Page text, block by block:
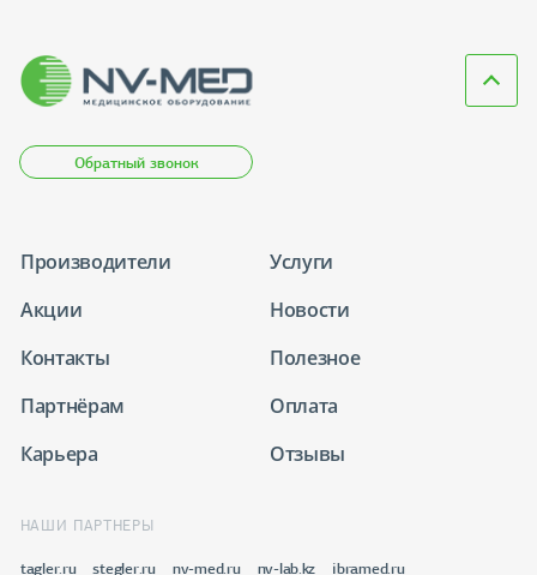
Обратный звонок
Производители
Услуги
Акции
Новости
Контакты
Полезное
Партнёрам
Оплата
Карьера
Отзывы
НАШИ ПАРТНЕРЫ
tagler.ru stegler.ru nv-med.ru nv-lab.kz ibramed.ru